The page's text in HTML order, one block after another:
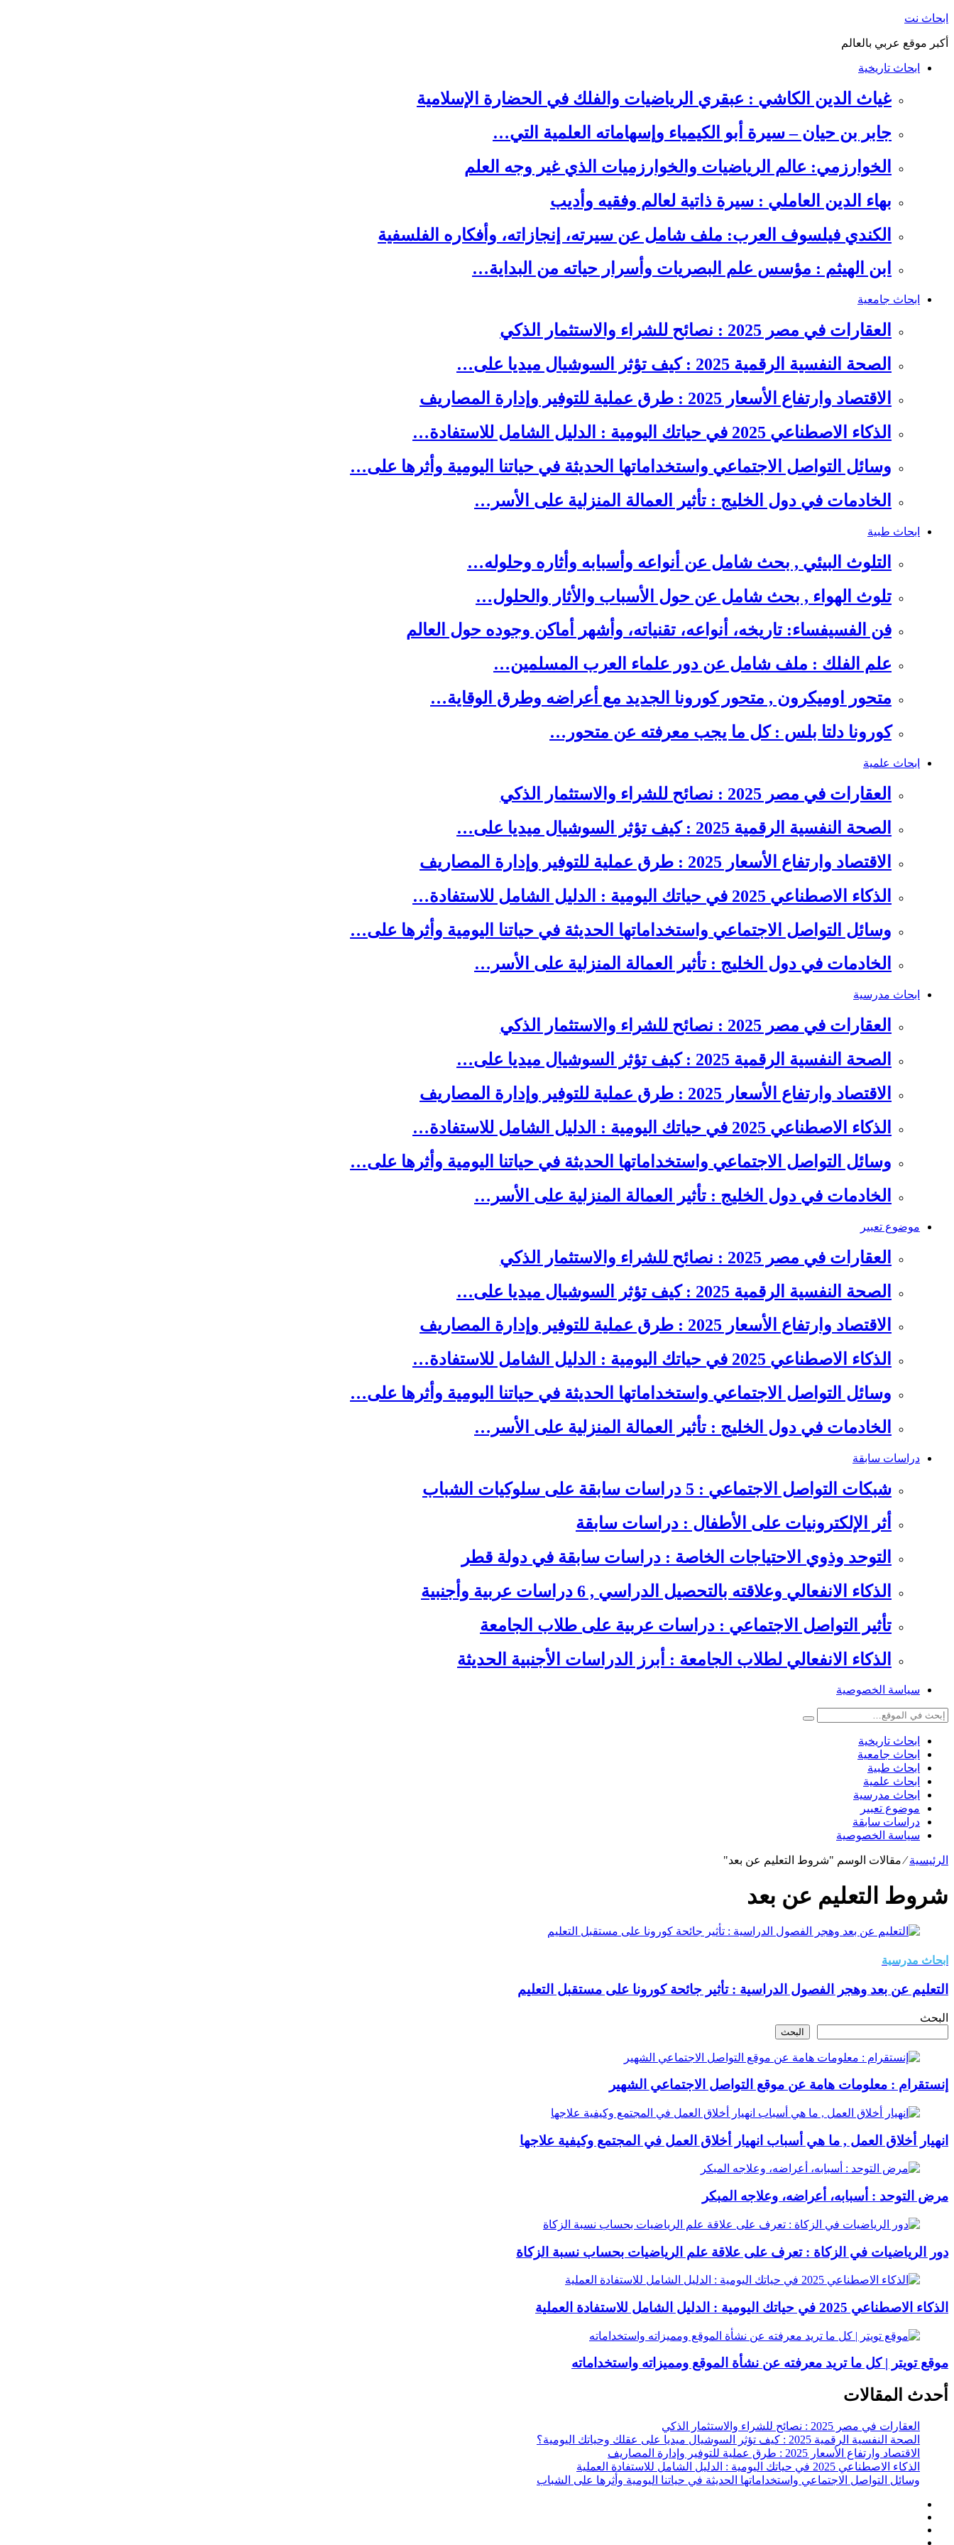
التجاوز
المحتوى
ابحاث نت
أكبر موقع عربي بالعالم
ابحاث تاريخية
غياث الدين الكاشي : عبقري الرياضيات والفلك في الحضارة الإسلامية
جابر بن حيان – سيرة أبو الكيمياء وإسهاماته العلمية التي…
الخوارزمي: عالم الرياضيات والخوارزميات الذي غير وجه العلم
بهاء الدين العاملي : سيرة ذاتية لعالم وفقيه وأديب
الكندي فيلسوف العرب: ملف شامل عن سيرته، إنجازاته، وأفكاره الفلسفية
ابن الهيثم : مؤسس علم البصريات وأسرار حياته من البداية…
ابحاث جامعية
العقارات في مصر 2025 : نصائح للشراء والاستثمار الذكي
الصحة النفسية الرقمية 2025 : كيف تؤثر السوشيال ميديا على…
الاقتصاد وارتفاع الأسعار 2025 : طرق عملية للتوفير وإدارة المصاريف
الذكاء الاصطناعي 2025 في حياتك اليومية : الدليل الشامل للاستفادة…
وسائل التواصل الاجتماعي واستخداماتها الحديثة في حياتنا اليومية وأثرها على…
الخادمات في دول الخليج : تأثير العمالة المنزلية على الأسر…
ابحاث طبية
التلوث البيئي , بحث شامل عن أنواعه وأسبابه وأثاره وحلوله…
تلوث الهواء , بحث شامل عن حول الأسباب والأثار والحلول…
فن الفسيفساء: تاريخه، أنواعه، تقنياته، وأشهر أماكن وجوده حول العالم
علم الفلك : ملف شامل عن دور علماء العرب المسلمين…
متحور اوميكرون , متحور كورونا الجديد مع أعراضه وطرق الوقاية…
كورونا دلتا بلس : كل ما يجب معرفته عن متحور…
ابحاث علمية
العقارات في مصر 2025 : نصائح للشراء والاستثمار الذكي
الصحة النفسية الرقمية 2025 : كيف تؤثر السوشيال ميديا على…
الاقتصاد وارتفاع الأسعار 2025 : طرق عملية للتوفير وإدارة المصاريف
الذكاء الاصطناعي 2025 في حياتك اليومية : الدليل الشامل للاستفادة…
وسائل التواصل الاجتماعي واستخداماتها الحديثة في حياتنا اليومية وأثرها على…
الخادمات في دول الخليج : تأثير العمالة المنزلية على الأسر…
ابحاث مدرسية
العقارات في مصر 2025 : نصائح للشراء والاستثمار الذكي
الصحة النفسية الرقمية 2025 : كيف تؤثر السوشيال ميديا على…
الاقتصاد وارتفاع الأسعار 2025 : طرق عملية للتوفير وإدارة المصاريف
الذكاء الاصطناعي 2025 في حياتك اليومية : الدليل الشامل للاستفادة…
وسائل التواصل الاجتماعي واستخداماتها الحديثة في حياتنا اليومية وأثرها على…
الخادمات في دول الخليج : تأثير العمالة المنزلية على الأسر…
موضوع تعبير
العقارات في مصر 2025 : نصائح للشراء والاستثمار الذكي
الصحة النفسية الرقمية 2025 : كيف تؤثر السوشيال ميديا على…
الاقتصاد وارتفاع الأسعار 2025 : طرق عملية للتوفير وإدارة المصاريف
الذكاء الاصطناعي 2025 في حياتك اليومية : الدليل الشامل للاستفادة…
وسائل التواصل الاجتماعي واستخداماتها الحديثة في حياتنا اليومية وأثرها على…
الخادمات في دول الخليج : تأثير العمالة المنزلية على الأسر…
دراسات سابقة
شبكات التواصل الاجتماعي : 5 دراسات سابقة على سلوكيات الشباب
أثر الإلكترونيات على الأطفال : دراسات سابقة
التوحد وذوي الاحتياجات الخاصة : دراسات سابقة في دولة قطر
الذكاء الانفعالي وعلاقته بالتحصيل الدراسي , 6 دراسات عربية وأجنبية
تأثير التواصل الاجتماعي : دراسات عربية على طلاب الجامعة
الذكاء الانفعالي لطلاب الجامعة : أبرز الدراسات الأجنبية الحديثة
سياسة الخصوصية
ابحاث تاريخية
ابحاث جامعية
ابحاث طبية
ابحاث علمية
ابحاث مدرسية
موضوع تعبير
دراسات سابقة
سياسة الخصوصية
الرئيسية⁄مقالات الوسم "شروط التعليم عن بعد"
شروط التعليم عن بعد
ابحاث مدرسية
التعليم عن بعد وهجر الفصول الدراسية : تأثير جائحة كورونا على مستقبل التعليم
البحث
البحث
إنستقرام : معلومات هامة عن موقع التواصل الاجتماعي الشهير
انهيار أخلاق العمل , ما هي أسباب انهيار أخلاق العمل في المجتمع وكيفية علاجها
مرض التوحد : أسبابه، أعراضه، وعلاجه المبكر
دور الرياضيات في الزكاة : تعرف على علاقة علم الرياضيات بحساب نسبة الزكاة
الذكاء الاصطناعي 2025 في حياتك اليومية : الدليل الشامل للاستفادة العملية
موقع تويتر | كل ما تريد معرفته عن نشأة الموقع ومميزاته واستخداماته
أحدث المقالات
العقارات في مصر 2025 : نصائح للشراء والاستثمار الذكي
الصحة النفسية الرقمية 2025 : كيف تؤثر السوشيال ميديا على عقلك وحياتك اليومية؟
الاقتصاد وارتفاع الأسعار 2025 : طرق عملية للتوفير وإدارة المصاريف
الذكاء الاصطناعي 2025 في حياتك اليومية : الدليل الشامل للاستفادة العملية
وسائل التواصل الاجتماعي واستخداماتها الحديثة في حياتنا اليومية وأثرها على الشباب